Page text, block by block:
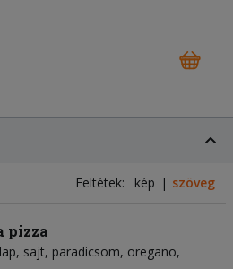
Feltétek: kép szöveg
pizza
sajt paradicsom oregano